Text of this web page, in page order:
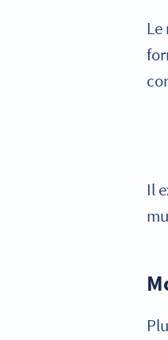
Le
Il